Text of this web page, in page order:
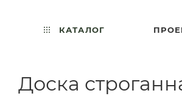
КАТАЛОГ
Доска